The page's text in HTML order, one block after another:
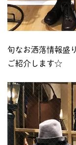
旬なお洒落情報盛
ご紹介します☆